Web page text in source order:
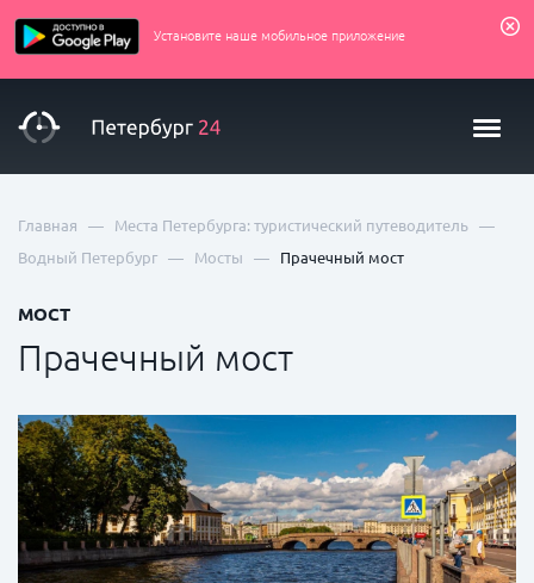
Установите наше мобильное приложение
Главная — Места Петербурга: туристический путеводитель —
Водный Петербург — Мосты — Прачечный мост
МОСТ
Прачечный мост